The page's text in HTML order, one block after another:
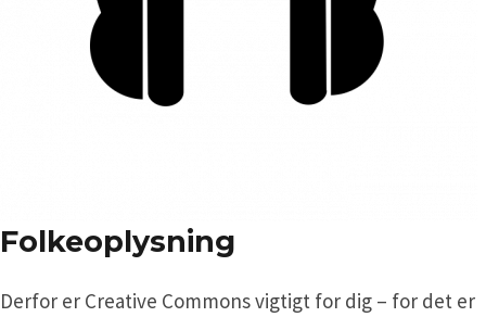
Folkeoplysning
Derfor er Creative Commons vigtigt for dig – for det er